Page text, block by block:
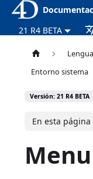
21 R4 BETA
Entorno sistema
Versión: 21 R4 BETA
En esta página